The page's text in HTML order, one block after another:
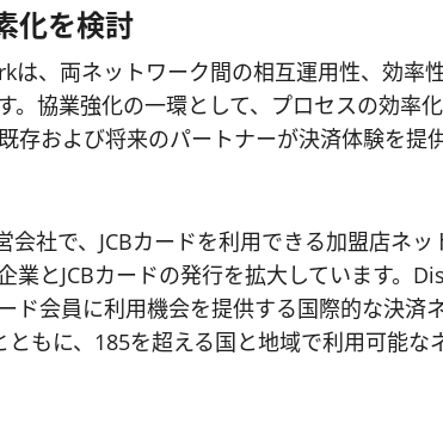
化を検討
は、両ネットワーク間の相互運用性、効率
。協業強化の一環として、プロセスの効率
存および将来のパートナーが決済体験を提
会社で、JCBカードを利用できる加盟店ネ
業とJCBカードの発行を拡大しています。
会員に利用機会を提供する国際的な決済
もに、185を超える国と地域で利用可能な